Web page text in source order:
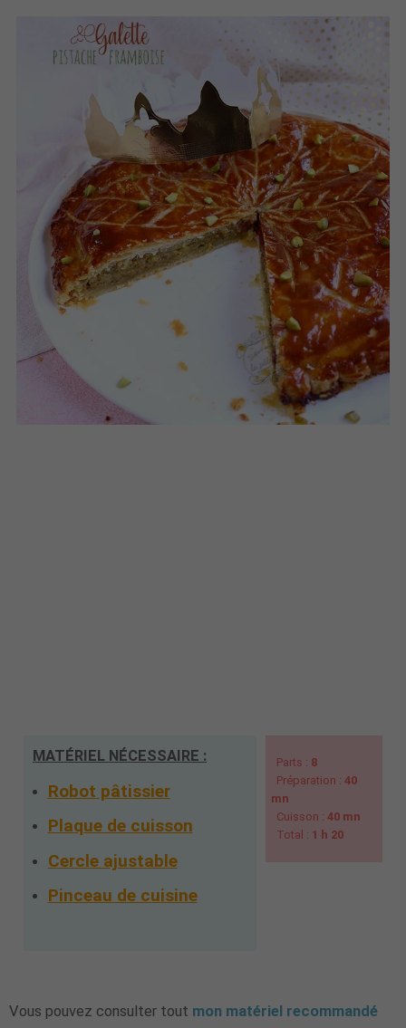
MATÉRIEL NÉCESSAIRE :
Robot pâtissier
Plaque de cuisson
Cercle ajustable
Pinceau de cuisine
Parts : 8
Préparation : 40
mn
Cuisson : 40 mn
Total : 1 h 20
Vous pouvez consulter tout mon matériel recommandé